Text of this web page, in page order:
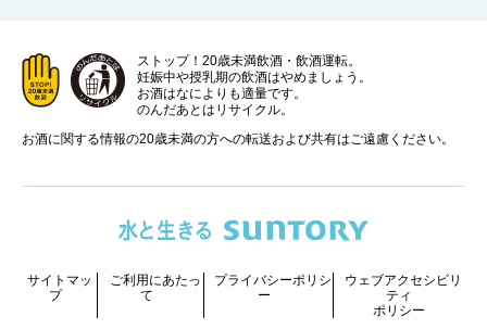
ストップ！20歳未満飲酒・飲酒運転。
妊娠中や授乳期の飲酒はやめましょう。
お酒はなによりも適量です。
のんだあとはリサイクル。
お酒に関する情報の20歳未満の方への転送および共有はご遠慮ください。
サイトマッ
プ
ご利用にあたっ
て
プライバシーポリシ
ー
ウェブアクセシビリ
ティ
ポリシー